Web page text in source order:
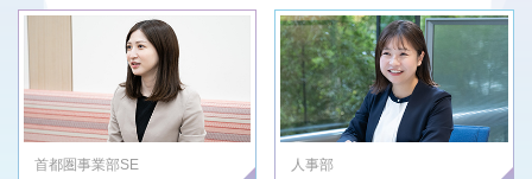
首都圏事業部SE 人事部